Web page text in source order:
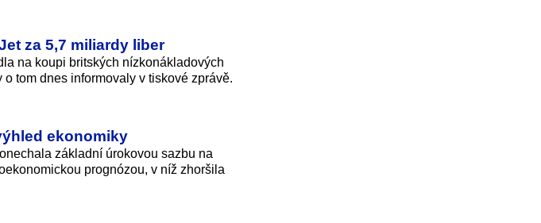
za 5,7 miliardy liber
na koupi britských nízkonákladových
tom dnes informovaly v tiskové zprávě.
ekonomiky
základní úrokovou sazbu na
prognózou, v níž zhoršila